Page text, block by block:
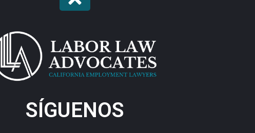
SÍGUENOS